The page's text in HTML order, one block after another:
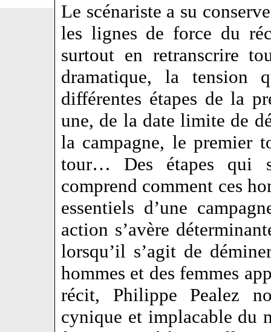
Le scénariste a su
les lignes de force du
surtout en retranscrire
dramatique, la tension
différentes étapes de la
une, de la date limite de
la campagne, le premier
tour… Des étapes qui
comprend comment ces
essentiels d’une
action s’avère
lorsqu’il s’agit de
hommes et des femmes
récit, Philippe Pealez
cynique et implacable du